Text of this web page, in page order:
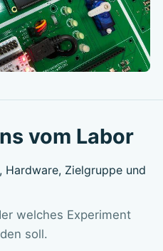
vom Labor
Hardware, Zielgruppe und
welches Experiment
soll.